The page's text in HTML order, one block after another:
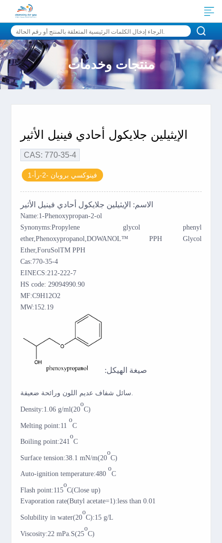
منتجات وخدمات
الإيثيلين جلايكول أحادي فينيل الأثير
CAS: 770-35-4
1-فينوكسي بروبان -2-رأ
الاسم: الإيثيلين جلايكول أحادي فينيل الأثير
Name:1-Phenoxypropan-2-ol
Synonyms:Propylene glycol phenyl
ether,Phenoxypropanol,DOWANOL™ PPH Glycol
Ether,ForuSolTM PPH
Cas:770-35-4
EINECS:212-222-7
HS code: 29094990.90
MF:C9H12O2
MW:152.19
:صيغة الهيكل
سائل شفاف عديم اللون ورائحة ضعيفة.
Density:1.06 g/ml(20
o
C)
Melting point:11
o
C
Boiling point:241
o
C
Surface tension:38.1 mN/m(20
o
C)
Auto-ignition temperature:480
o
C
Flash point:115
o
C(Close up)
Evaporation rate(Butyl acetate=1):less than 0.01
Solubility in water(20
o
C):15 g/L
Viscosity:22 mPa.S(25
o
C)